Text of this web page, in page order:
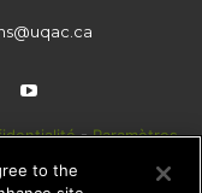
-Paramètres
to the